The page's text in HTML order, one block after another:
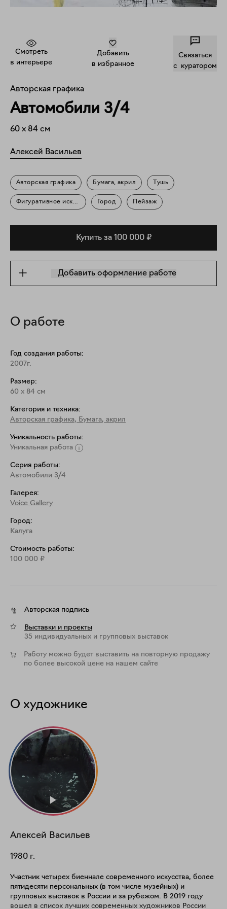
Смотреть
в интерьере
Добавить
в избранное
Связаться
c куратором
Авторская графика
Автомобили 3/4
60 x 84 см
Алексей Васильев
Авторская графика Бумага, акрил Тушь
Фигуративное искусство Город Пейзаж
Купить за 100 000 ₽
Добавить оформление работе
О работе
Год создания работы:
2007г.
Размер:
60 x 84 см
Категория и техника:
Авторская графика, Бумага, акрил
Уникальность работы:
Уникальная работа
Серия работы:
Автомобили 3/4
Галерея:
Voice Gallery
Город:
Калуга
Стоимость работы:
100 000 ₽
Авторская подпись
Выставки и проекты
35 индивидуальных и групповых выставок
Работу можно будет выставить на повторную продажу
по более высокой цене на нашем сайте
О художнике
Алексей Васильев
1980 г.
Участник четырех биеннале современного искусства, более
пятидесяти персональных (в том числе музейных) и
групповых выставок в России и за рубежом. В 2019 году
вошел в список лучших современных художников России